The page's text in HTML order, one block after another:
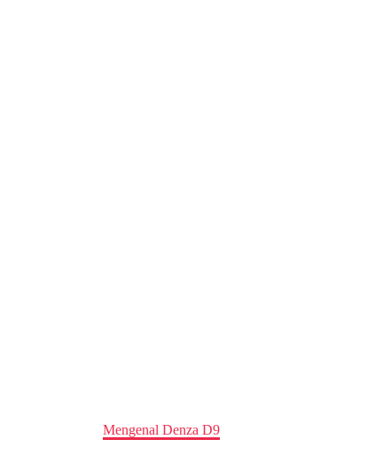
Mengenal Denza D9